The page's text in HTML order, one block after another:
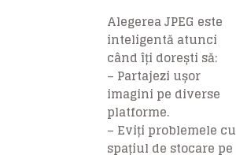
Alegerea JPEG este
inteligentă atunci
când îți dorești să:
– Partajezi ușor
imagini pe diverse
platforme.
– Eviți problemele cu
spațiul de stocare pe